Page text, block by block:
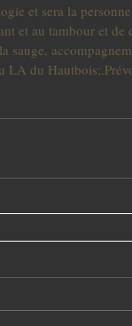
et sera la
et au tambour et de
sauge,
LA du